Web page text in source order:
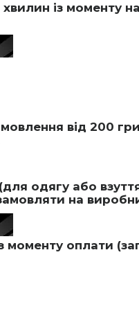
із моменту
від 200
одягу або
на
оплати